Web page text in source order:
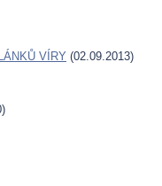
VÍRY (02.09.2013)